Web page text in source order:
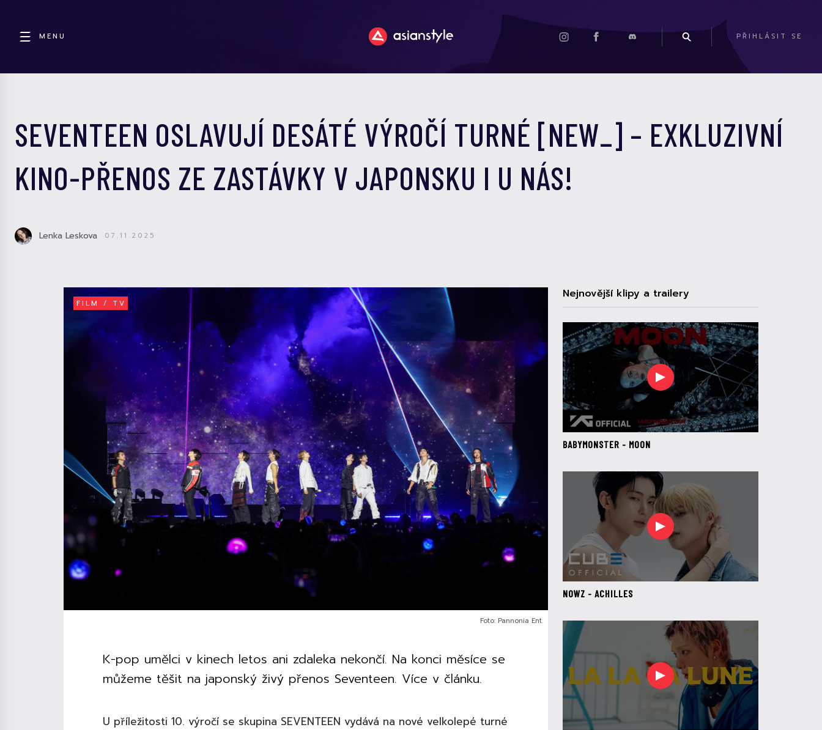
MENU PŘIHLÁSIT SE
SEVENTEEN OSLAVUJÍ DESÁTÉ VÝROČÍ TURNÉ [NEW_] – EXKLUZIVNÍ
KINO-PŘENOS ZE ZASTÁVKY V JAPONSKU I U NÁS!
Lenka Leskova 07.11.2025
FILM / TV
Foto: Pannonia Ent.
K-pop umělci v kinech letos ani zdaleka nekončí. Na konci měsíce se
můžeme těšit na japonský živý přenos Seventeen. Více v článku.
U příležitosti 10. výročí se skupina SEVENTEEN vydává na nové velkolepé turné
Nejnovější klipy a trailery
BABYMONSTER - MOON
NOWZ - ACHILLES